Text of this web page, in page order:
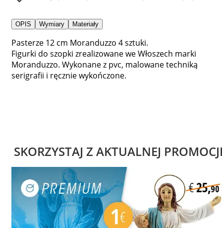
OPIS Wymiary Materiały
Pasterze 12 cm Moranduzzo 4 sztuki.
Figurki do szopki zrealizowane we Włoszech marki
Moranduzzo. Wykonane z pvc, malowane techniką
serigrafii i ręcznie wykończone.
SKORZYSTAJ Z AKTUALNEJ